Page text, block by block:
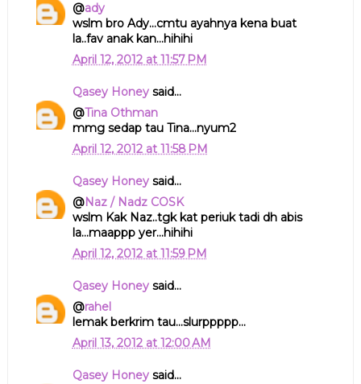
@ady
wslm bro Ady...cmtu ayahnya kena buat
la..fav anak kan...hihihi
April 12, 2012 at 11:57 PM
Qasey Honeysaid...
@Tina Othman
mmg sedap tau Tina...nyum2
April 12, 2012 at 11:58 PM
Qasey Honeysaid...
@Naz / Nadz COSK
wslm Kak Naz..tgk kat periuk tadi dh abis
la...maappp yer...hihihi
April 12, 2012 at 11:59 PM
Qasey Honeysaid...
@rahel
lemak berkrim tau...slurppppp...
April 13, 2012 at 12:00 AM
Qasey Honeysaid...